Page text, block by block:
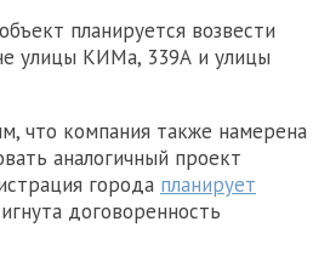
планируется возвести
улицы КИМа, 339А и улицы
что компания также намерена
аналогичный проект
города планирует
договоренность